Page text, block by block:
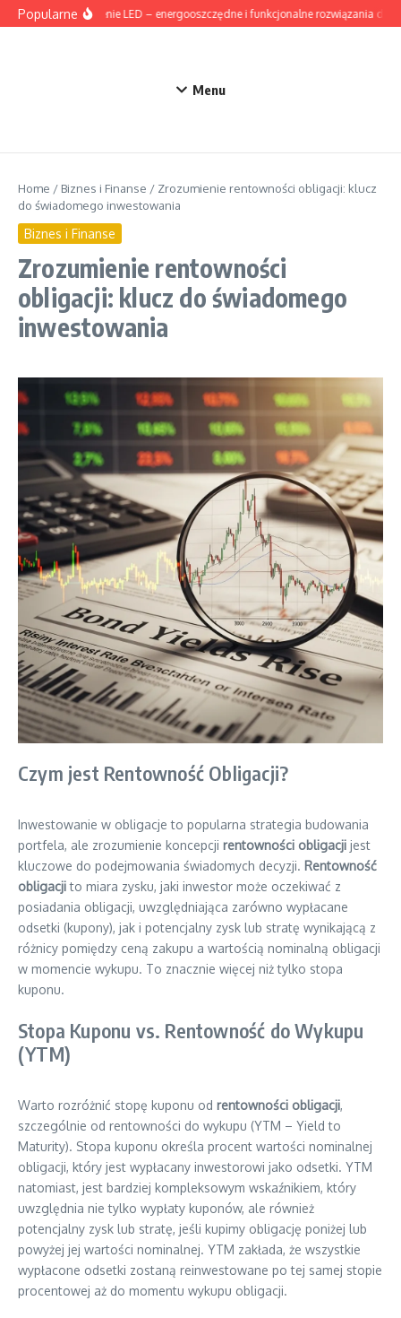
Przejdź do treści
PopularneOświetlenie LED – energooszczędne i funkcjonalne rozwiązania do
Menu
Home / Biznes i Finanse / Zrozumienie rentowności obligacji: klucz
do świadomego inwestowania
Biznes i Finanse
Zrozumienie rentowności
obligacji: klucz do świadomego
inwestowania
Czym jest Rentowność Obligacji?
Inwestowanie w obligacje to popularna strategia budowania
portfela, ale zrozumienie koncepcji rentowności obligacji jest
kluczowe do podejmowania świadomych decyzji. Rentowność
obligacjito miara zysku, jaki inwestor może oczekiwać z
posiadania obligacji, uwzględniająca zarówno wypłacane
odsetki (kupony), jak i potencjalny zysk lub stratę wynikającą z
różnicy pomiędzy ceną zakupu a wartością nominalną obligacji
w momencie wykupu. To znacznie więcej niż tylko stopa
kuponu.
Stopa Kuponu vs. Rentowność do Wykupu
(YTM)
Warto rozróżnić stopę kuponu od rentowności obligacji,
szczególnie od rentowności do wykupu (YTM – Yield to
Maturity). Stopa kuponu określa procent wartości nominalnej
obligacji, który jest wypłacany inwestorowi jako odsetki. YTM
natomiast, jest bardziej kompleksowym wskaźnikiem, który
uwzględnia nie tylko wypłaty kuponów, ale również
potencjalny zysk lub stratę, jeśli kupimy obligację poniżej lub
powyżej jej wartości nominalnej. YTM zakłada, że wszystkie
wypłacone odsetki zostaną reinwestowane po tej samej stopie
procentowej aż do momentu wykupu obligacji.